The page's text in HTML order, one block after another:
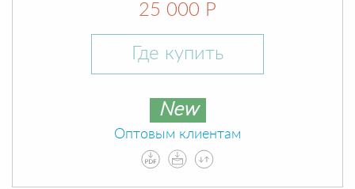
25 000 Р
Где купить
New
Оптовым клиентам